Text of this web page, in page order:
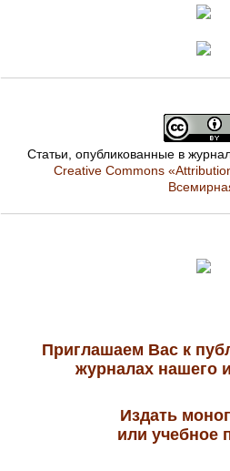
Статьи, опубликованные в
Creative Commons
Приглашаем Вас к
журналах нашего
Издать
или учебное